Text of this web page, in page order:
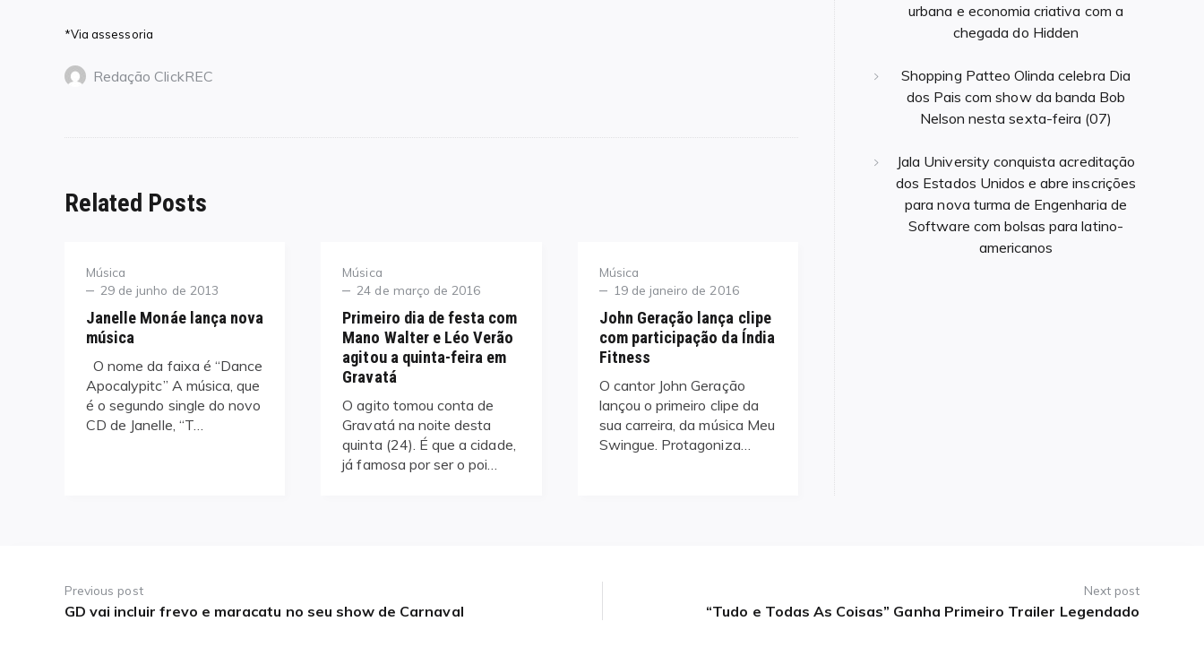
*Via assessoria
Redação ClickREC
Related Posts
Category
Música
Posted
29 de junho de 2013
Janelle Monáe lança nova
música
O nome da faixa é “Dance
Apocalypitc” A música, que
é o segundo single do novo
CD de Janelle, “T…
Category
Música
Posted
24 de março de 2016
Primeiro dia de festa com
Mano Walter e Léo Verão
agitou a quinta-feira em
Gravatá
O agito tomou conta de
Gravatá na noite desta
quinta (24). É que a cidade,
já famosa por ser o poi…
Category
Música
Posted
19 de janeiro de 2016
John Geração lança clipe
com participação da Índia
Fitness
O cantor John Geração
lançou o primeiro clipe da
sua carreira, da música Meu
Swingue. Protagoniza…
urbana e economia criativa com a
chegada do Hidden
Shopping Patteo Olinda celebra Dia
dos Pais com show da banda Bob
Nelson nesta sexta-feira (07)
Jala University conquista acreditação
dos Estados Unidos e abre inscrições
para nova turma de Engenharia de
Software com bolsas para latino-
americanos
de
Post
Previous post
Previous
GD vai incluir frevo e maracatu no seu show de Carnaval
Next post
“Tudo e Todas As Coisas” Ganha Primeiro Trailer Legendado